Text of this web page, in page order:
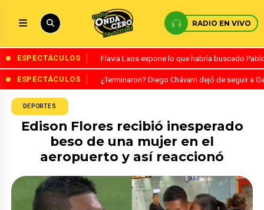
RADIO EN VIVO
ESPECTÁCULOS Flavia Laos expone lo que habría buscado
ESPECTÁCULOS ¿Terminaron? Diego Chávarri dejó de seguir a
DEPORTES
Edison Flores recibió inesperado
beso de una mujer en el
aeropuerto y así reaccionó